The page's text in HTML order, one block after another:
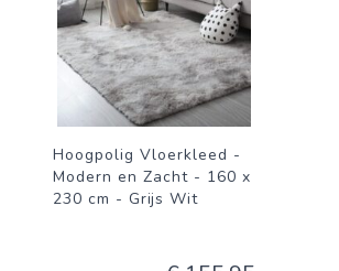
Hoogpolig Vloerkleed -
Modern en Zacht - 160 x
230 cm - Grijs Wit